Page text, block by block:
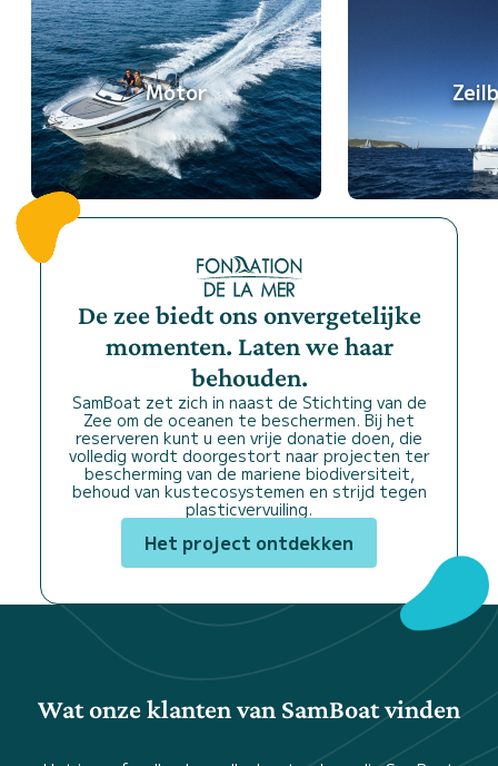
Motor
De zee biedt ons onvergetelijke
momenten. Laten we haar
behouden.
SamBoat zet zich in naast de Stichting van de
Zee om de oceanen te beschermen. Bij het
reserveren kunt u een vrije donatie doen, die
volledig wordt doorgestort naar projecten ter
bescherming van de mariene biodiversiteit,
behoud van kustecosystemen en strijd tegen
plasticvervuiling.
Het project ontdekken
Wat onze klanten van SamBoat vinden